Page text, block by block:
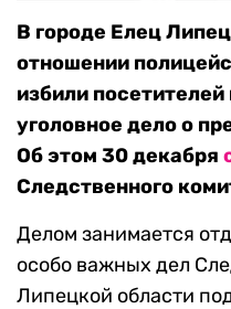
В городе Елец
отношении
избили
уголовное дело о
Об этом 30 декабря
Следственного
Делом занимается
особо важных дел
Липецкой области